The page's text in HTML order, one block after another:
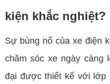
kiện khắc nghiệt?
Sự bùng nổ của xe điện
chăm sóc xe ngày càng
đại được thiết kế với lớp